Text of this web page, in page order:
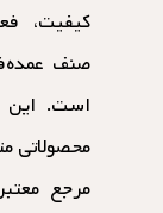
کیفیت،
صنف
است. این
محصولاتی
مرجع